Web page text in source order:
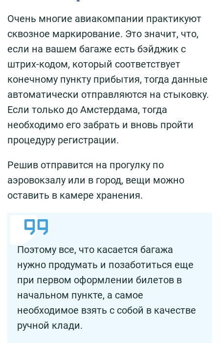
Очень многие авиакомпании практикуют
сквозное маркирование. Это значит, что,
если на вашем багаже есть бэйджик с
штрих-кодом, который соответствует
конечному пункту прибытия, тогда данные
автоматически отправляются на стыковку.
Если только до Амстердама, тогда
необходимо его забрать и вновь пройти
процедуру регистрации.
Решив отправится на прогулку по
аэровокзалу или в город, вещи можно
оставить в камере хранения.
Поэтому все, что касается багажа
нужно продумать и позаботиться еще
при первом оформлении билетов в
начальном пункте, а самое
необходимое взять с собой в качестве
ручной клади.